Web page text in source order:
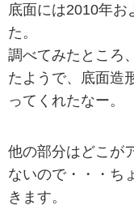
底面には2010年お
た。
調べてみたところ
たようで、底面造
ってくれたなー。
他の部分はどこが
ないので・・・ち
きます。